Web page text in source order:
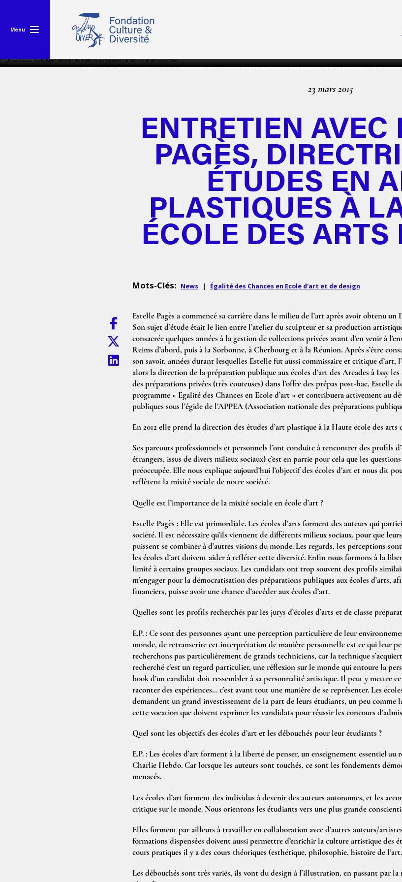
Menu
fondation culture & diversité news entretien avec estelle pagès, directrice des études en arts plastiques à la haute
23 mars 2015
ENTRETIEN AVEC
PAGÈS,
ÉTUDES EN
PLASTIQUES À
ÉCOLE DES
Mots-Clés: News | Égalité des Chances en Ecole d'art et de design
Estelle Pagès a commencé sa carrière dans le milieu de l’art après avoir obtenu
Son sujet d’étude était le lien entre l’atelier du sculpteur et sa production artistique.
consacrée quelques années à la gestion de collections privées avant d’en venir à
Reims d’abord, puis à la Sorbonne, à Cherbourg et à la Réunion. Après s’être
son savoir, années durant lesquelles Estelle fut aussi commissaire et critique d’art,
alors la direction de la préparation publique aux écoles d’art des Arcades à Issy
des préparations privées (très couteuses) dans l’offre des prépas post-bac, Estelle
programme « Egalité des Chances en Ecole d’art » et contribuera activement au
publiques sous l’égide de l’APPEA (Association nationale des préparations
En 2012 elle prend la direction des études d’art plastique à la Haute école des
Ses parcours professionnels et personnels l’ont conduite à rencontrer des profils
étrangers, issus de divers milieux sociaux) c’est en partie pour cela que les
préoccupée. Elle nous explique aujourd’hui l’objectif des écoles d’art et nous dit
reflètent la mixité sociale de notre société.
Quelle est l’importance de la mixité sociale en école d’art ?
Estelle Pagès :Elle est primordiale. Les écoles d’arts forment des auteurs qui
société. Il est nécessaire qu’ils viennent de différents milieux sociaux, pour que
puissent se combiner à d’autres visions du monde. Les regards, les perceptions
les écoles d’art doivent aider à refléter cette diversité. Enfin nous formons à la
limité à certains groupes sociaux. Les candidats ont trop souvent des profils
m’engager pour la démocratisation des préparations publiques aux écoles d’arts,
financiers, puisse avoir une chance d’accéder aux écoles d’art.
Quelles sont les profils recherchés par les jurys d’écoles d’arts et de classe
E.P. :Ce sont des personnes ayant une perception particulière de leur
monde, de retranscrire cet interprétation de manière personnelle est ce qui leur
recherchons pas particulièrement de grands techniciens, car la technique
recherché c’est un regard particulier, une réflexion sur le monde qui entoure la
book d’un candidat doit ressembler à sa personnalité artistique. Il peut y mettre ce
raconter des expériences... c’est avant tout une manière de se représenter. Les
demandent un grand investissement de la part de leurs étudiants, un peu comme
cette vocation que doivent exprimer les candidats pour réussir les concours
Quel sont les objectifs des écoles d’art et les débouchés pour leur étudiants ?
E.P. :Les écoles d’art forment à la liberté de penser, un enseignement essentiel au
Charlie Hebdo. Car lorsque les auteurs sont touchés, ce sont les fondements
menacés.
Les écoles d’art forment des individus à devenir des auteurs autonomes, et les
critique sur le monde. Nous orientons les étudiants vers une plus grande
Elles forment par ailleurs à travailler en collaboration avec d’autres auteurs/
formations dispensées doivent aussi permettre d’enrichir la culture artistique des
cours pratiques il y a des cours théoriques (esthétique, philosophie, histoire de
Les débouchés sont très variés, ils vont du design à l’illustration, en passant par